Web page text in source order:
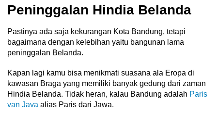
Peninggalan Hindia Belanda
Pastinya ada saja kekurangan Kota Bandung, tetapi
bagaimana dengan kelebihan yaitu bangunan lama
peninggalan Belanda.
Kapan lagi kamu bisa menikmati suasana ala Eropa di
kawasan Braga yang memiliki banyak gedung dari zaman
Hindia Belanda. Tidak heran, kalau Bandung adalah Paris
van Java alias Paris dari Jawa.